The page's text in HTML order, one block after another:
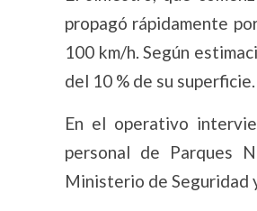
propagó rápidamente
100 km/h. Según
del 10 % de su superficie.
En el operativo
personal de Parques
Ministerio de Seguridad